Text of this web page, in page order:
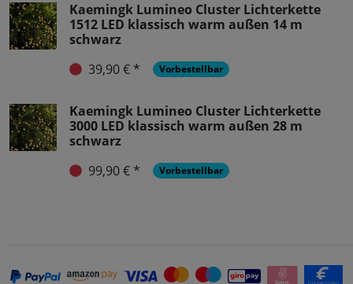
Kaemingk Lumineo Cluster Lichterkette
1512 LED klassisch warm außen 14 m
schwarz
39,90 € *
Vorbestellbar
Kaemingk Lumineo Cluster Lichterkette
3000 LED klassisch warm außen 28 m
schwarz
99,90 € *
Vorbestellbar